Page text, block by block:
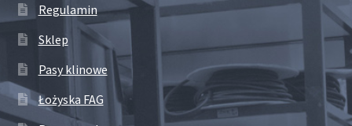
Regulamin
Sklep
Pasy klinowe
Łożyska FAG